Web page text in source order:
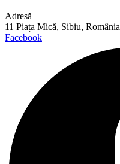
Adresă
11 Piața Mică, Sibiu, România
Facebook